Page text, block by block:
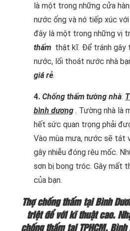
là một trong những cửa
nước ống và nó tiếp xúc
đây là một trong những vị
thấm thật kĩ. Để tránh gây
nước, lối thoát nước nhà
giá rẻ.
4. Chống thấm tường nhà:
bình dương . Tường nhà là
hết sức quan trọng phải
Vào mùa mưa, nước sẽ tát
gây nhiễu đóng rêu mốc.
sơn bị bong tróc. Gây mất
của bạn.
Thợ chống thấm tại Bình
triệt để với kĩ thuật cao.
chống thấm tại TPHCM,